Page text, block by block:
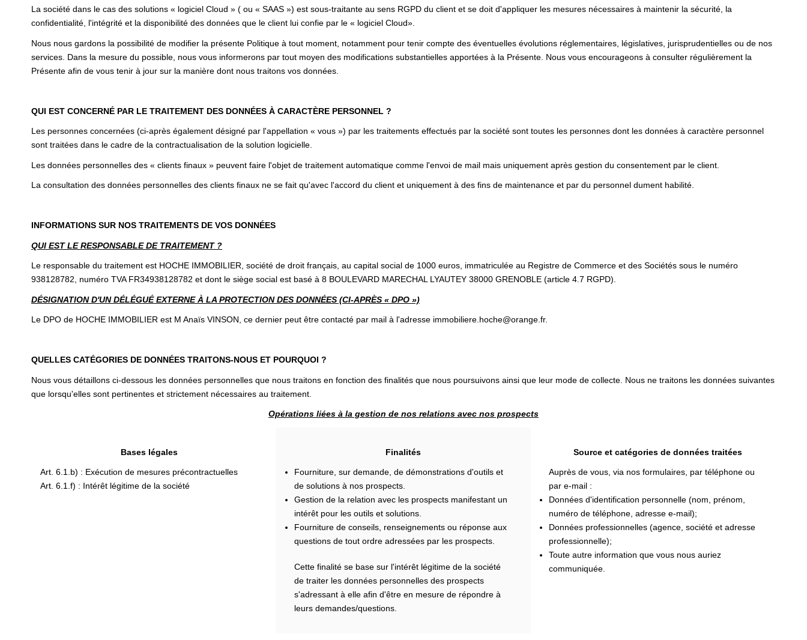
La société dans le cas des solutions « logiciel Cloud » ( ou « SAAS ») est sous-traitante au sens RGPD du client et se doit d'appliquer les mesures nécessaires à maintenir la sécurité, la
confidentialité, l'intégrité et la disponibilité des données que le client lui confie par le « logiciel Cloud».
Nous nous gardons la possibilité de modifier la présente Politique à tout moment, notamment pour tenir compte des éventuelles évolutions réglementaires, législatives, jurisprudentielles ou de nos
services. Dans la mesure du possible, nous vous informerons par tout moyen des modifications substantielles apportées à la Présente. Nous vous encourageons à consulter régulièrement la
Présente afin de vous tenir à jour sur la manière dont nous traitons vos données.
QUI EST CONCERNÉ PAR LE TRAITEMENT DES DONNÉES À CARACTÈRE PERSONNEL ?
Les personnes concernées (ci-après également désigné par l'appellation « vous ») par les traitements effectués par la société sont toutes les personnes dont les données à caractère personnel
sont traitées dans le cadre de la contractualisation de la solution logicielle.
Les données personnelles des « clients finaux » peuvent faire l'objet de traitement automatique comme l'envoi de mail mais uniquement après gestion du consentement par le client.
La consultation des données personnelles des clients finaux ne se fait qu'avec l'accord du client et uniquement à des fins de maintenance et par du personnel dument habilité.
INFORMATIONS SUR NOS TRAITEMENTS DE VOS DONNÉES
QUI EST LE RESPONSABLE DE TRAITEMENT ?
Le responsable du traitement est HOCHE IMMOBILIER, société de droit français, au capital social de 1000 euros, immatriculée au Registre de Commerce et des Sociétés sous le numéro
938128782, numéro TVA FR34938128782 et dont le siège social est basé à 8 BOULEVARD MARECHAL LYAUTEY 38000 GRENOBLE (article 4.7 RGPD).
DÉSIGNATION D'UN DÉLÉGUÉ EXTERNE À LA PROTECTION DES DONNÉES (CI-APRÈS « DPO »)
Le DPO de HOCHE IMMOBILIER est M Anaïs VINSON, ce dernier peut être contacté par mail à l'adresse immobiliere.hoche@orange.fr.
QUELLES CATÉGORIES DE DONNÉES TRAITONS-NOUS ET POURQUOI ?
Nous vous détaillons ci-dessous les données personnelles que nous traitons en fonction des finalités que nous poursuivons ainsi que leur mode de collecte. Nous ne traitons les données suivantes
que lorsqu'elles sont pertinentes et strictement nécessaires au traitement.
Opérations liées à la gestion de nos relations avec nos prospects
Bases légales
Art. 6.1.b) : Exécution de mesures précontractuelles
Art. 6.1.f) : Intérêt légitime de la société
Finalités
Fourniture, sur demande, de démonstrations d'outils et
de solutions à nos prospects.
Gestion de la relation avec les prospects manifestant un
intérêt pour les outils et solutions.
Fourniture de conseils, renseignements ou réponse aux
questions de tout ordre adressées par les prospects.
Cette finalité se base sur l'intérêt légitime de la société
de traiter les données personnelles des prospects
s'adressant à elle afin d'être en mesure de répondre à
leurs demandes/questions.
Source et catégories de données traitées
Auprès de vous, via nos formulaires, par téléphone ou
par e-mail :
Données d'identification personnelle (nom, prénom,
numéro de téléphone, adresse e-mail);
Données professionnelles (agence, société et adresse
professionnelle);
Toute autre information que vous nous auriez
communiquée.